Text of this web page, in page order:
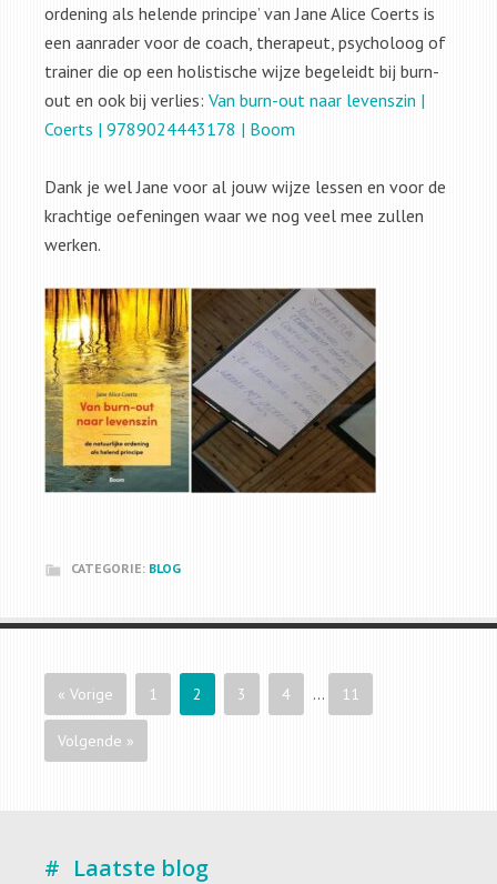
ordening als helende principe’ van Jane Alice Coerts is
een aanrader voor de coach, therapeut, psycholoog of
trainer die op een holistische wijze begeleidt bij burn-
out en ook bij verlies: Van burn-out naar levenszin |
Coerts | 9789024443178 | Boom
Dank je wel Jane voor al jouw wijze lessen en voor de
krachtige oefeningen waar we nog veel mee zullen
werken.
CATEGORIE: BLOG
« Vorige 1 2 3 4 … 11
Volgende »
Laatste blog